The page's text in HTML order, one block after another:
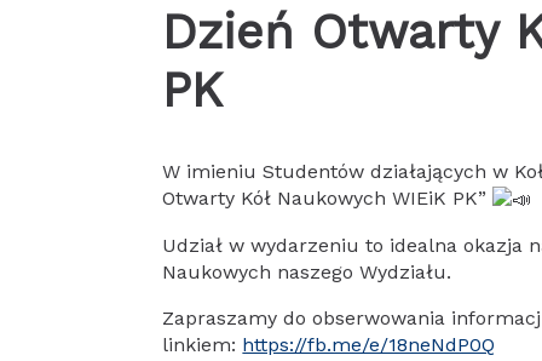
Dzień Otwarty
PK
W imieniu Studentów działających w
Otwarty Kół Naukowych WIEiK PK”
Udział w wydarzeniu to idealna okazja
Naukowych naszego Wydziału.
Zapraszamy do obserwowania
linkiem: https://fb.me/e/18neNdP0Q